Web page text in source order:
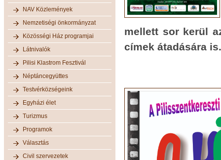
NAV Közlemények
Nemzetiségi önkormányzat
Közösségi Ház programjai
Látnivalók
Pilisi Klastrom Fesztivál
Néptáncegyüttes
Testvérközségeink
Egyházi élet
Turizmus
Programok
Választás
Civil szervezetek
mellett sor kerül
címek átadására is.